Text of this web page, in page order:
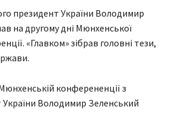
президент України Володимир
на другому дні Мюнхенської
«Главком» зібрав головні тези,
конферененції з
Володимир Зеленський